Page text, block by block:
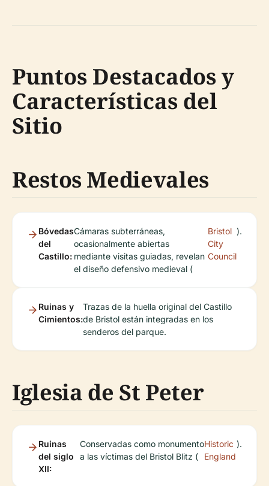
Puntos Destacados y
Características del
Sitio
Restos Medievales
Bóvedas
del
Castillo:
Cámaras subterráneas,
ocasionalmente abiertas
mediante visitas guiadas, revelan
el diseño defensivo medieval (
Bristol
City
Council
).
Ruinas y
Cimientos:
Trazas de la huella original del Castillo
de Bristol están integradas en los
senderos del parque.
Iglesia de St Peter
Ruinas
del siglo
XII:
Conservadas como monumento
a las víctimas del Bristol Blitz (
Historic
England
).